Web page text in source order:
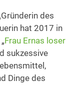
des
hat 2017 in
Frau Ernas loser
sukzessive
Dinge des